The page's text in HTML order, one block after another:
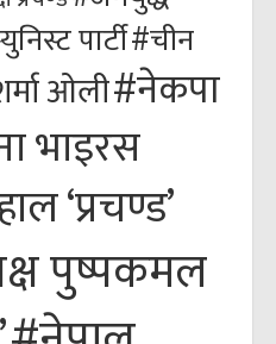
पार्टी#चीन
ओली#नेकपा
भाइरस
‘प्रचण्ड’
पुष्पकमल